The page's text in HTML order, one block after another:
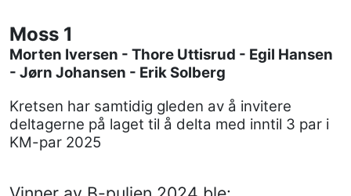
Moss 1
Morten Iversen - Thore Uttisrud - Egil Hansen
- Jørn Johansen - Erik Solberg
Kretsen har samtidig gleden av å invitere
deltagerne på laget til å delta med inntil 3 par i
KM-par 2025